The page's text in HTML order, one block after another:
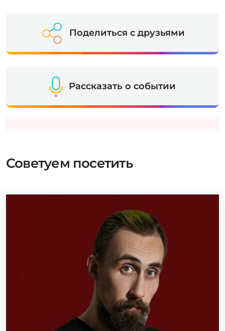
Поделиться с друзьями
Рассказать о событии
Советуем посетить